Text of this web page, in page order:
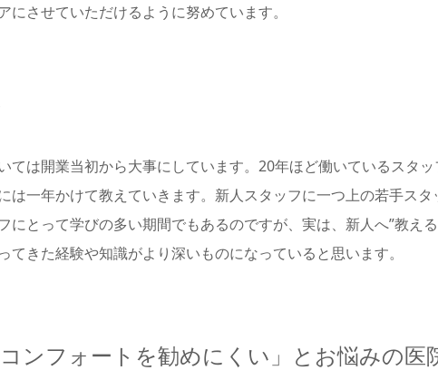
にさせていただけるように努めています。
ては開業当初から大事にしています。20年ほど働いているスタ
は一年かけて教えていきます。新人スタッフに一つ上の若手ス
にとって学びの多い期間でもあるのですが、実は、新人へ”教
てきた経験や知識がより深いものになっていると思います。
コンフォートを勧めにくい」とお悩みの